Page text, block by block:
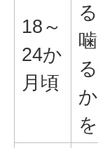
18～
24か
月頃
る